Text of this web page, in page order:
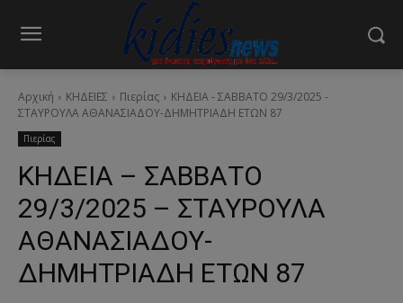
Αρχική ΚΗΔΕΙΕΣ Πιερίας
ΚΗΔΕΙΑ - ΣΑΒΒΑΤΟ 29/3/2025 -
ΣΤΑΥΡΟΥΛΑ ΑΘΑΝΑΣΙΑΔΟΥ-ΔΗΜΗΤΡΙΑΔΗ ΕΤΩΝ 87
Πιερίας
ΚΗΔΕΙΑ – ΣΑΒΒΑΤΟ
29/3/2025 – ΣΤΑΥΡΟΥΛΑ
ΑΘΑΝΑΣΙΑΔΟΥ-
ΔΗΜΗΤΡΙΑΔΗ ΕΤΩΝ 87